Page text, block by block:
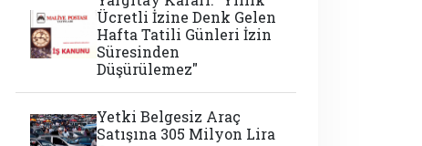
Ücretli İzine Denk Gelen
Hafta Tatili Günleri İzin
Süresinden
Düşürülemez"
Yetki Belgesiz Araç
Satışına 305 Milyon Lira